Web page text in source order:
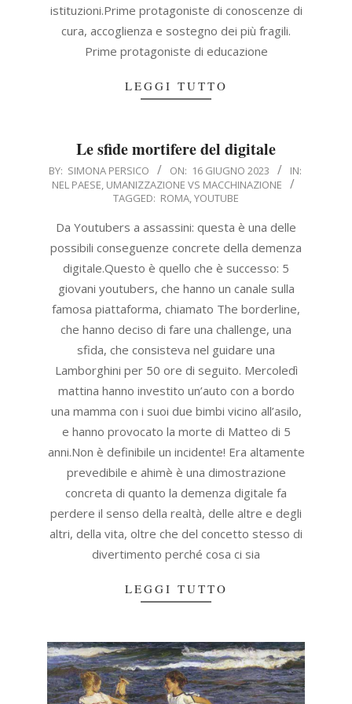
istituzioni.Prime protagoniste di conoscenze di
cura, accoglienza e sostegno dei più fragili.
Prime protagoniste di educazione
LEGGI TUTTO
Le sfide mortifere del digitale
2023-
06-
BY: SIMONA PERSICO ON: 16 GIUGNO 2023
IN:
NEL PAESE, UMANIZZAZIONE VS MACCHINAZIONE
TAGGED: ROMA,YOUTUBE
Da Youtubers a assassini: questa è una delle
possibili conseguenze concrete della demenza
digitale.Questo è quello che è successo: 5
giovani youtubers, che hanno un canale sulla
famosa piattaforma, chiamato The borderline,
che hanno deciso di fare una challenge, una
sfida, che consisteva nel guidare una
Lamborghini per 50 ore di seguito. Mercoledì
mattina hanno investito un’auto con a bordo
una mamma con i suoi due bimbi vicino all’asilo,
e hanno provocato la morte di Matteo di 5
anni.Non è definibile un incidente! Era altamente
prevedibile e ahimè è una dimostrazione
concreta di quanto la demenza digitale fa
perdere il senso della realtà, delle altre e degli
altri, della vita, oltre che del concetto stesso di
divertimento perché cosa ci sia
LEGGI TUTTO